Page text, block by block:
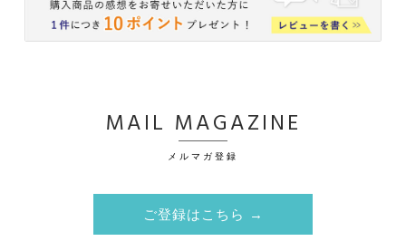
MAIL MAGAZINE
メルマガ登録
ご登録はこちら →